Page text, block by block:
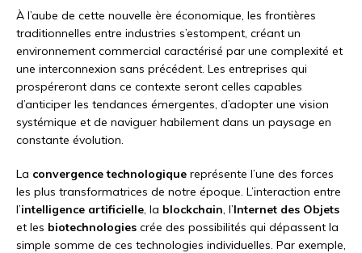
À l’aube de cette nouvelle ère économique, les frontières
traditionnelles entre industries s’estompent, créant un
environnement commercial caractérisé par une complexité et
une interconnexion sans précédent. Les entreprises qui
prospéreront dans ce contexte seront celles capables
d’anticiper les tendances émergentes, d’adopter une vision
systémique et de naviguer habilement dans un paysage en
constante évolution.
La convergence technologique représente l’une des forces
les plus transformatrices de notre époque. L’interaction entre
l’intelligence artificielle, la blockchain, l’Internet des Objets
et les biotechnologies crée des possibilités qui dépassent la
simple somme de ces technologies individuelles. Par exemple,